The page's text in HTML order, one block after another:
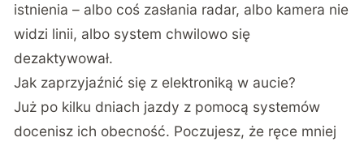
istnienia – albo coś zasłania radar, albo kamera nie
widzi linii, albo system chwilowo się
dezaktywował.
Jak zaprzyjaźnić się z elektroniką w aucie?
Już po kilku dniach jazdy z pomocą systemów
docenisz ich obecność. Poczujesz, że ręce mniej